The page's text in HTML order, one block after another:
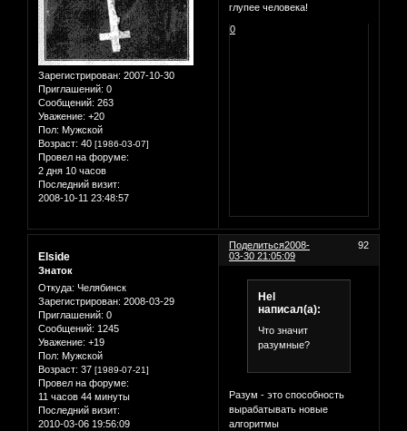
Зарегистрирован: 2007-10-30
Приглашений: 0
Сообщений: 263
Уважение: +20
Пол: Мужской
Возраст: 40 [1986-03-07]
Провел на форуме:
2 дня 10 часов
Последний визит:
2008-10-11 23:48:57
глупее человека!
0
Поделиться 92
2008-
03-30 21:05:09
Elside
Знаток
Откуда: Челябинск
Зарегистрирован: 2008-03-29
Приглашений: 0
Сообщений: 1245
Уважение: +19
Пол: Мужской
Возраст: 37 [1989-07-21]
Провел на форуме:
11 часов 44 минуты
Последний визит:
2010-03-06 19:56:09
Hel
написал(а):
Что значит
разумные?
Разум - это способность
вырабатывать новые
алгоритмы